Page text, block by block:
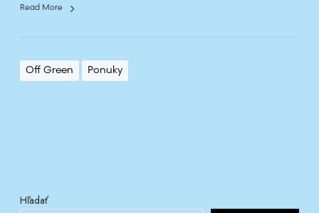
e
o
m
Read More
Off Green Ponuky
Hľadať